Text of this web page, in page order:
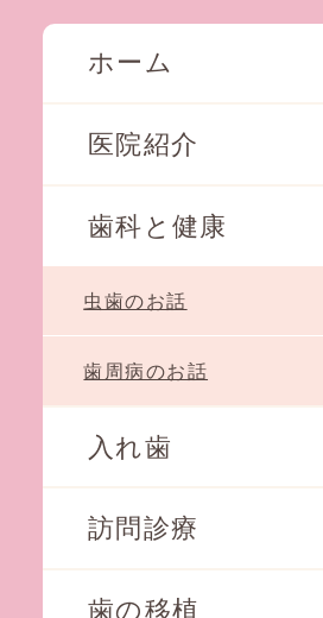
ホーム
医院紹介
歯科と健康
虫歯のお話
歯周病のお話
入れ歯
訪問診療
歯の移植